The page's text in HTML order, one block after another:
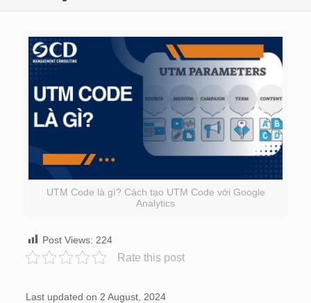
UTM Code là gì? Cách tạo UTM Code với Google
Analytics
Post Views: 224
Rate this post
Last updated on 2 August, 2024